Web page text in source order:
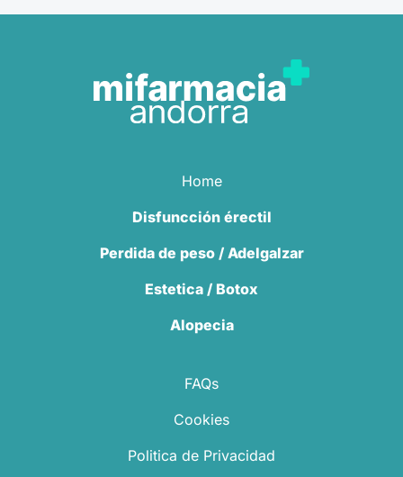
Home
Disfuncción érectil
Perdida de peso / Adelgalzar
Estetica / Botox
Alopecia
FAQs
Cookies
Politica de Privacidad